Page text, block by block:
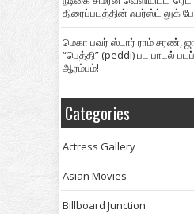
திரைப்படத்தின் ஃபர்ஸ்ட் லுக்
மெகா பவர் ஸ்டார் ராம் சரண்,
“பெத்தி” (peddi) பட பாடல்
ஆரம்பம்!
Categories
Actress Gallery
Asian Movies
Billboard Junction